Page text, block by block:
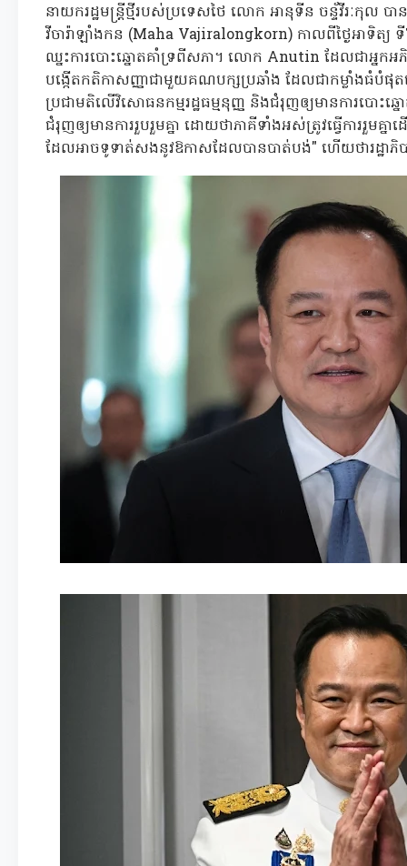
នាយករដ្ឋមន្ត្រីថ្មីរបស់ប្រទេសថៃ លោក អានុទីន ចន្ទ័វីរៈកុល
វីចារ៉ាឡាំងកន (Maha Vajiralongkorn) កាលពីថ្ងៃអាទិត្យ
ឈ្នះការបោះឆ្នោតគាំទ្រពីសភា។ លោក Anutin ដែលជាអ្នកអភិ
បង្កើតកតិកាសញ្ញាជាមួយគណបក្សប្រឆាំង ដែលជាកម្លាំងធំបំផុត
ប្រជាមតិលើវិសោធនកម្មរដ្ឋធម្មនុញ្ញ និងជំរុញឲ្យមានការបោះ
ជំរុញឲ្យមានការរួបរួមគ្នា ដោយថាភាគីទាំងអស់ត្រូវធ្វើការរួមគ្
ដែលអាចទូទាត់សងនូវឱកាសដែលបានបាត់បង់" ហើយថារដ្ឋាភិ